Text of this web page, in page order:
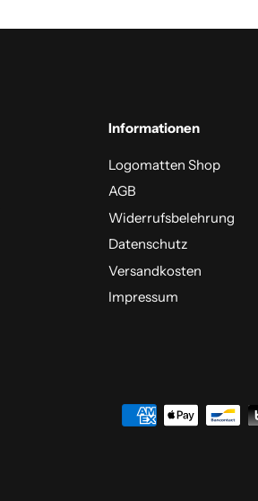
Informationen
Logomatten Shop
AGB
Widerrufsbelehrung
Datenschutz
Versandkosten
Impressum